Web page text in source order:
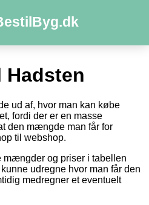
Hadsten
ud af, hvor man kan købe
fordi der er en masse
den mængde man får for
til webshop.
mængder og priser i tabellen
udregne hvor man får den
medregner et eventuelt